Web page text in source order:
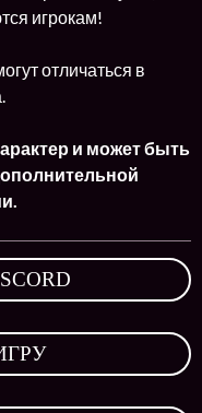
игрокам!
отличаться в
и может быть